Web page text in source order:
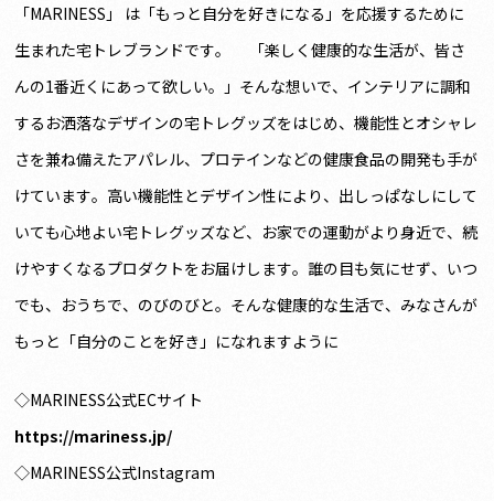
「MARINESS」 は「もっと自分を好きになる」を応援するために
生まれた宅トレブランドです。 「楽しく健康的な生活が、皆さ
んの1番近くにあって欲しい。」そんな想いで、インテリアに調和
するお洒落なデザインの宅トレグッズをはじめ、機能性とオシャレ
さを兼ね備えたアパレル、プロテインなどの健康食品の開発も手が
けています。高い機能性とデザイン性により、出しっぱなしにして
いても心地よい宅トレグッズなど、お家での運動がより身近で、続
けやすくなるプロダクトをお届けします。誰の目も気にせず、いつ
でも、おうちで、のびのびと。そんな健康的な生活で、みなさんが
もっと「自分のことを好き」になれますように
◇MARINESS公式ECサイト
https://mariness.jp/
◇MARINESS公式Instagram